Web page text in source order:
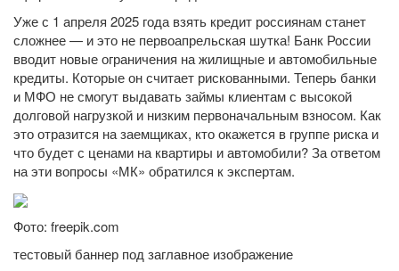
Уже с 1 апреля 2025 года взять кредит россиянам станет
сложнее — и это не первоапрельская шутка! Банк России
вводит новые ограничения на жилищные и автомобильные
кредиты. Которые он считает рискованными. Теперь банки
и МФО не смогут выдавать займы клиентам с высокой
долговой нагрузкой и низким первоначальным взносом. Как
это отразится на заемщиках, кто окажется в группе риска и
что будет с ценами на квартиры и автомобили? За ответом
на эти вопросы «МК» обратился к экспертам.
Фото: freepik.com
тестовый баннер под заглавное изображение